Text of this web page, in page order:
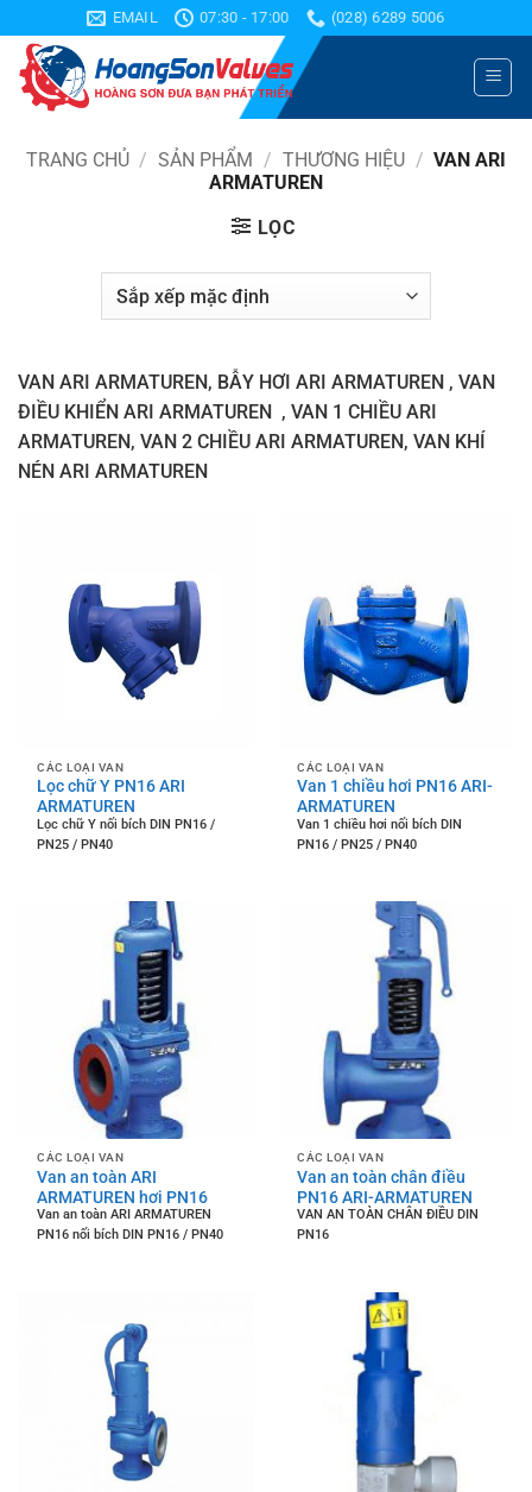
qua
nội
dung
EMAIL 07:30 - 17:00 (028) 6289 5006
TRANG CHỦ / SẢN PHẨM / THƯƠNG HIỆU / VAN ARI
ARMATUREN
LỌC
VAN ARI ARMATUREN, BẪY HƠI ARI ARMATUREN , VAN
ĐIỀU KHIỂN ARI ARMATUREN , VAN 1 CHIỀU ARI
ARMATUREN, VAN 2 CHIỀU ARI ARMATUREN, VAN KHÍ
NÉN ARI ARMATUREN
CÁC LOẠI VAN
Lọc chữ Y PN16 ARI
ARMATUREN
Lọc chữ Y nối bích DIN PN16 /
PN25 / PN40
CÁC LOẠI VAN
Van 1 chiều hơi PN16 ARI-
ARMATUREN
Van 1 chiều hơi nối bích DIN
PN16 / PN25 / PN40
CÁC LOẠI VAN
Van an toàn ARI
ARMATUREN hơi PN16
Van an toàn ARI ARMATUREN
PN16 nối bích DIN PN16 / PN40
CÁC LOẠI VAN
Van an toàn chân điều
PN16 ARI-ARMATUREN
VAN AN TOÀN CHÂN ĐIỀU DIN
PN16